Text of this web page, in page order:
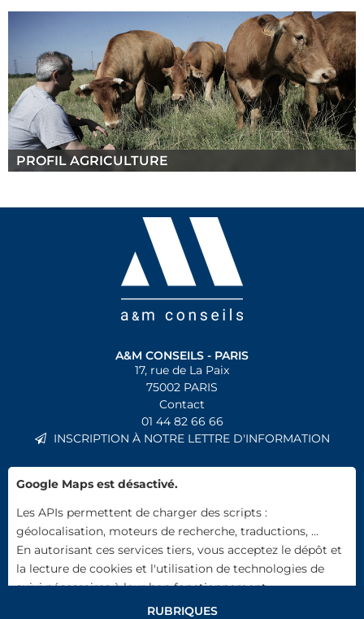
PROFIL AGRICULTURE
A&M CONSEILS - PARIS
17, rue de La Paix
75002 PARIS
Contact
01 44 82 66 66
INSCRIPTION À NOTRE LETTRE D'INFORMATION
Google Maps est désactivé.
Les APIs permettent de charger des scripts :
géolocalisation, moteurs de recherche, traductions, ...
En autorisant ces services tiers, vous acceptez le dépôt et
la lecture de cookies et l'utilisation de technologies de
suivi nécessaires à leur bon fonctionnement.
RUBRIQUES